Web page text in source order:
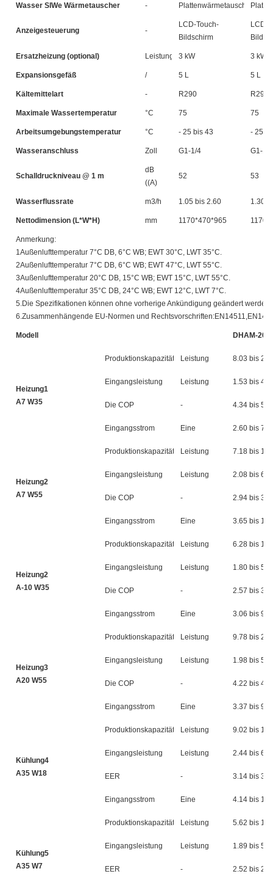
Wasser SIWe Wärmetauscher - Plattenwärmetauscher
Anzeigesteuerung -
LCD-Touch-
Bildschirm
LCD-
Ersatzheizung (optional) Leistung 3 kW 3 kW
Expansionsgefäß / 5 L 5 L
Kältemittelart - R290 R290
Maximale Wassertemperatur °C 75 75
Arbeitsumgebungstemperatur °C - 25 bis 43 - 25
Wasseranschluss Zoll G1-1/4 G1-1/4
Schalldruckniveau @ 1 m
dB
((A)
52 53
Wasserflussrate m3/h 1.05 bis 2.60 1.30
Nettodimension (L*W*H) mm 1170*470*965
Anmerkung:
1Außenlufttemperatur 7°C DB, 6°C WB; EWT 30°C, LWT 35°C.
2Außenlufttemperatur 7°C DB, 6°C WB; EWT 47°C, LWT 55°C.
3Außenlufttemperatur 20°C DB, 15°C WB; EWT 15°C, LWT 55°C.
4Außenlufttemperatur 35°C DB, 24°C WB; EWT 12°C, LWT 7°C.
5.Die Spezifikationen können ohne vorherige Ankündigung geändert werden.
6.Zusammenhängende EU-Normen und
Modell DHAM-
Heizung1
A7 W35
Produktionskapazität Leistung 8.03 bis
Eingangsleistung Leistung 1.53 bis
Die COP - 4.34 bis
Eingangsstrom Eine 2.60 bis
Heizung2
A7 W55
Produktionskapazität Leistung 7.18 bis
Eingangsleistung Leistung 2.08 bis
Die COP - 2.94 bis
Eingangsstrom Eine 3.65 bis
Heizung2
A-10 W35
Produktionskapazität Leistung 6.28 bis
Eingangsleistung Leistung 1.80 bis
Die COP - 2.57 bis
Eingangsstrom Eine 3.06 bis
Heizung3
A20 W55
Produktionskapazität Leistung 9.78 bis
Eingangsleistung Leistung 1.98 bis
Die COP - 4.22 bis
Eingangsstrom Eine 3.37 bis
Kühlung4
A35 W18
Produktionskapazität Leistung 9.02 bis
Eingangsleistung Leistung 2.44 bis
EER - 3.14 bis
Eingangsstrom Eine 4.14 bis
Kühlung5
A35 W7
Produktionskapazität Leistung 5.62 bis
Eingangsleistung Leistung 1.89 bis
EER - 2.52 bis